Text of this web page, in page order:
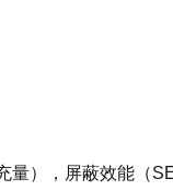
量），屏蔽效能（